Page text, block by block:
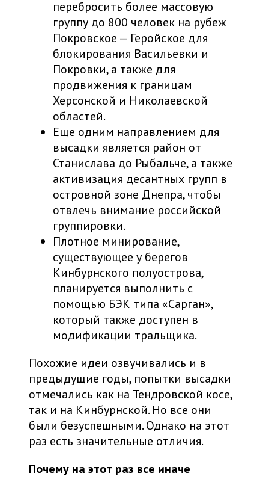
перебросить более массовую
группу до 800 человек на рубеж
Покровское — Геройское для
блокирования Васильевки и
Покровки, а также для
продвижения к границам
Херсонской и Николаевской
областей.
Еще одним направлением для
высадки является район от
Станислава до Рыбальче, а также
активизация десантных групп в
островной зоне Днепра, чтобы
отвлечь внимание российской
группировки.
Плотное минирование,
существующее у берегов
Кинбурнского полуострова,
планируется выполнить с
помощью БЭК типа «Сарган»,
который также доступен в
модификации тральщика.
Похожие идеи озвучивались и в
предыдущие годы, попытки высадки
отмечались как на Тендровской косе,
так и на Кинбурнской. Но все они
были безуспешными. Однако на этот
раз есть значительные отличия.
Почему на этот раз все иначе